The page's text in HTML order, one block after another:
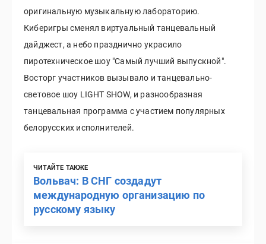
оригинальную музыкальную лабораторию.
Киберигры сменял виртуальный танцевальный
дайджест, а небо празднично украсило
пиротехническое шоу "Самый лучший выпускной".
Восторг участников вызывало и танцевально-
световое шоу LIGHT SHOW, и разнообразная
танцевальная программа с участием популярных
белорусских исполнителей.
ЧИТАЙТЕ ТАКЖЕ
Вольвач: В СНГ создадут
международную организацию по
русскому языку